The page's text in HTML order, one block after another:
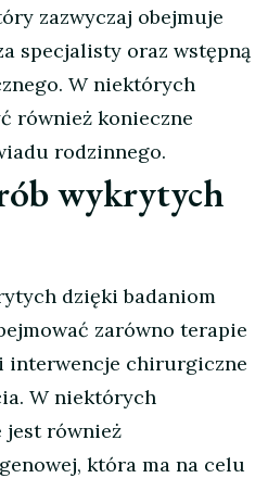
zazwyczaj obejmuje
specjalisty oraz wstępną
W niektórych
również konieczne
rodzinnego.
wykrytych
dzięki badaniom
zarówno terapie
interwencje chirurgiczne
W niektórych
jest również
która ma na celu